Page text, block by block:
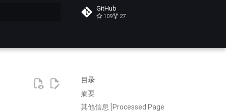
GitHub
109 27
目录
摘要
其他信息 [Processed Page